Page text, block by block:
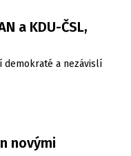
a KDU-ČSL,
demokraté a nezávislí
novými